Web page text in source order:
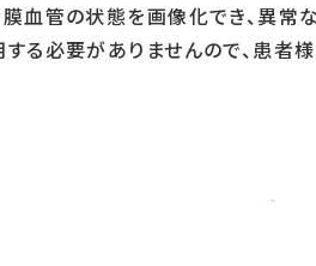
血管の状態を画像化でき、異常
る必要がありませんので、患者